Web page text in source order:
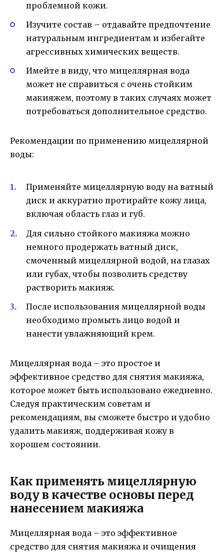
проблемной кожи.
Изучите состав – отдавайте предпочтение
натуральным ингредиентам и избегайте
агрессивных химических веществ.
Имейте в виду, что мицеллярная вода
может не справиться с очень стойким
макияжем, поэтому в таких случаях может
потребоваться дополнительное средство.
Рекомендации по применению мицеллярной
воды:
Применяйте мицеллярную воду на ватный
диск и аккуратно протирайте кожу лица,
включая область глаз и губ.
Для сильно стойкого макияжа можно
немного продержать ватный диск,
смоченный мицеллярной водой, на глазах
или губах, чтобы позволить средству
растворить макияж.
После использования мицеллярной воды
необходимо промыть лицо водой и
нанести увлажняющий крем.
Мицеллярная вода – это простое и
эффективное средство для снятия макияжа,
которое может быть использовано ежедневно.
Следуя практическим советам и
рекомендациям, вы сможете быстро и удобно
удалить макияж, поддерживая кожу в
хорошем состоянии.
Как применять мицеллярную
воду в качестве основы перед
нанесением макияжа
Мицеллярная вода – это эффективное
средство для снятия макияжа и очищения